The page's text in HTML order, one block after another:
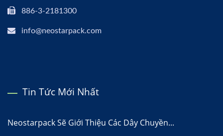
886-3-2181300
info@neostarpack.com
Tin Tức Mới Nhất
Neostarpack Sẽ Giới Thiệu Các Dây Chuyền...